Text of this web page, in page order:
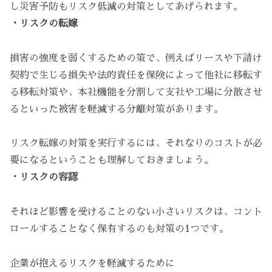
し災害予防もリスク低減の対策としてあげられます。
・リスクの転嫁
損害の強度を弱くするための策で、例えばリースや下請け
契約で生じる損失や法的責任を保険によって他社に移転す
る移転対策や、本社機能を分割して支社や工場に分散させ
るといった被害を軽減する分離対策があります。
リスク転嫁の対策を実行するには、それなりのコストが必
要になるということも理解しておきましょう。
・リスクの容認
それほど影響を受けることのない小さいリスクは、コント
ロールすることなく保有するのも対策の1つです。
企業が抱えるリスクを軽減するために